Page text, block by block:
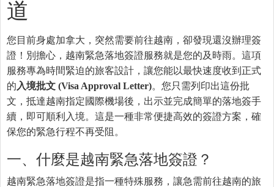
道
您目前身處加拿大，突然需要前往越南，卻發現還沒辦理簽
證！別擔心，越南緊急落地簽證服務就是您的及時雨。這項
服務專為時間緊迫的旅客設計，讓您能以最快速度收到正式
的 入境批文 (Visa Approval Letter)。您只需列印出這份批
文，抵達越南指定國際機場後，出示並完成簡單的落地簽手
續，即可順利入境。這是一種非常便捷高效的簽證方案，確
保您的緊急行程不再受阻。
一、什麼是越南緊急落地簽證？
越南緊急落地簽證是指一種特殊服務，讓急需前往越南的旅